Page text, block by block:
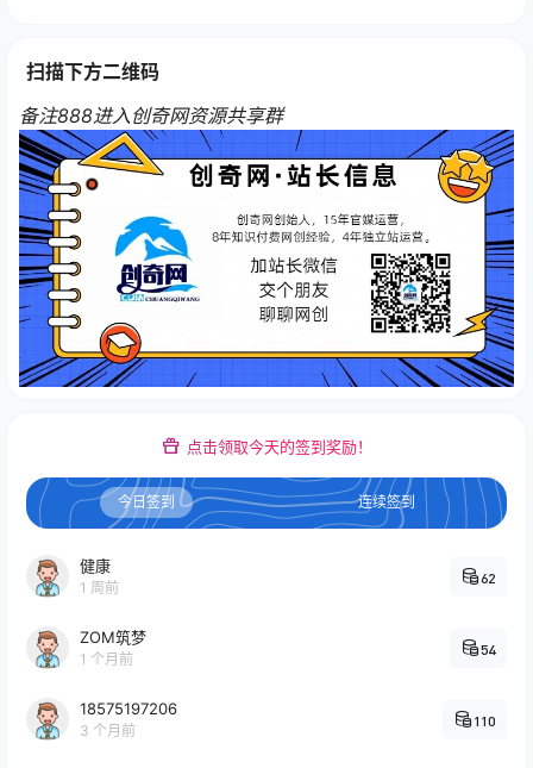
扫描下方二维码
备注888进入创奇网资源共享群
点击领取今天的签到奖励！
今日签到 连续签到
健康
1 周前
62
ZOM筑梦
1 个月前
54
18575197206
3 个月前
110